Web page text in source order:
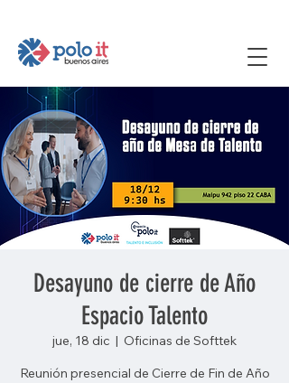
Desayuno de cierre de Año
Espacio Talento
jue, 18 dic
  |
Oficinas de Softtek
Reunión presencial de Cierre de Fin de Año